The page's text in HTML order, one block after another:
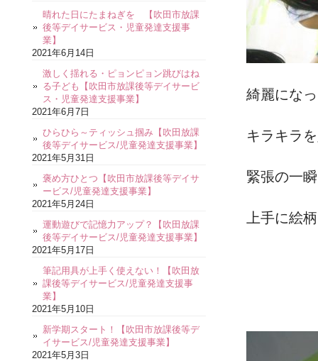
綺麗にな
キラキラ
緊張の一
上手に絵
晴れた日にたまねぎを 【吹田市放課
後等デイサービス・児童発達支援事
業】
2021年6月14日
激しく揺れる・ピョンピョン跳びはね
る子ども【吹田市放課後等デイサービ
ス・児童発達支援事業】
2021年6月7日
ひらひら～ティッシュ掴み【吹田放課
後等デイサービス/児童発達支援事業】
2021年5月31日
褒め方ひとつ【吹田市放課後等デイサ
ービス/児童発達支援事業】
2021年5月24日
運動遊びで記憶力アップ？【吹田放課
後等デイサービス/児童発達支援事業】
2021年5月17日
筆記用具が上手く使えない！【吹田放
課後等デイサービス/児童発達支援事
業】
2021年5月10日
新学期スタート！【吹田市放課後等デ
イサービス/児童発達支援事業】
2021年5月3日